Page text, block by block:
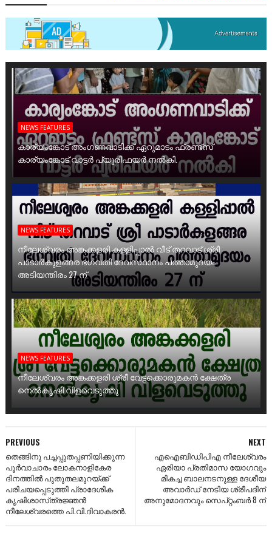
NEWS FEATURES
കാര്യംങ്കോട് അംഗണവാടിക്ക് ഏറുമാടം ഫ്രണ്ട്സ്
കാര്യംങ്കോട് വാട്ടർ പ്യൂരിഫയർ നൽകി.
NEWS FEATURES
നീലേശ്വരം അങ്കക്കളരി കള്ളിപ്പാൽ വീട് തറവാട് ശ്രീ
പാടാർകുളങ്ങര ഭഗവതി ദേവസ്ഥാനം പത്താമുദയം
അടിയന്തിരം 27 ന്
NEWS FEATURES
നീലേശ്വരം അങ്കക്കളരി ശ്രീ വേട്ടക്കൊരുമകൻ ക്ഷേത്ര
നെൽകൃഷി വിളവെടുത്തു
NEXT
എഐബിഡിപിഎ നീലേശ്വരം
ഏരിയാ പ്രതിമാസ യോഗവും
മികച്ച ബാലനടനുള്ള ദേശീയ
അവാര്‍ഡ്‌ നേടിയ ശ്രീപദിന്‌
അനുമോദനവും സെപ്‌റ്റംബര്‍ 8 ന്‌
PREVIOUS
തെങ്ങിനു പച്ചപ്പുതപ്പണിയിക്കുന്ന
പൂര്‍വാചാരം ലോകനാളികേര
ദിനത്തില്‍ പുതുതലമുറയ്‌ക്ക്‌
പരിചയപ്പെടുത്തി പ്രാദേശിക
കൃഷിശാസ്‌ത്രജ്ഞന്‍
നീലേശ്വരത്തെ പി.വി.ദിവാകരന്‍.